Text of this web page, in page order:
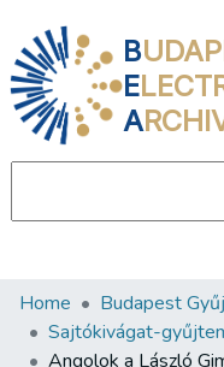
B
E
A
Communities &
All of DSpace
Home Budapest
Sajtókivágat-